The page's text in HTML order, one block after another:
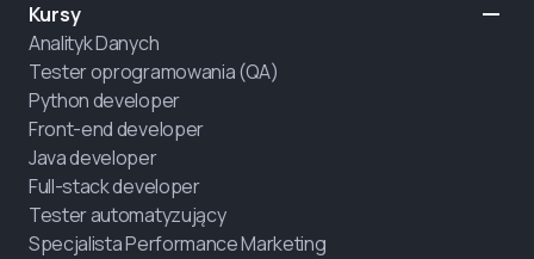
Kursy
Analityk Danych
Tester oprogramowania (QA)
Python developer
Front-end developer
Java developer
Full-stack developer
Tester automatyzujący
Specjalista Performance Marketing